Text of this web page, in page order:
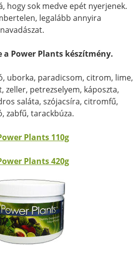
hogy sok medve epét nyerjenek.
legalább annyira
a Power Plants készítmény.
uborka, paradicsom, citrom, lime,
zeller, petrezselyem, káposzta,
saláta, szójacsíra, citromfű,
zabfű, tarackbúza.
Plants 110g
Plants 420g